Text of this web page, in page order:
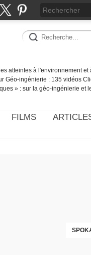
atteintes à l'environnement
Géo-ingénierie : 135 vidéos
» : sur la géo-ingénierie et
FILMS